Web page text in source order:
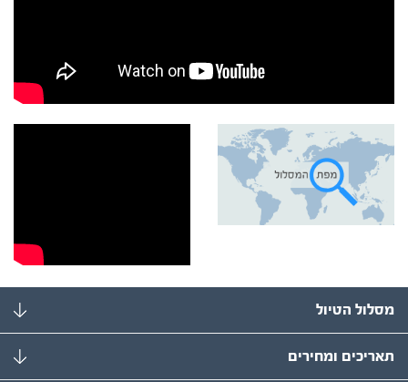
מסלול הטיול
תאריכים ומחירים